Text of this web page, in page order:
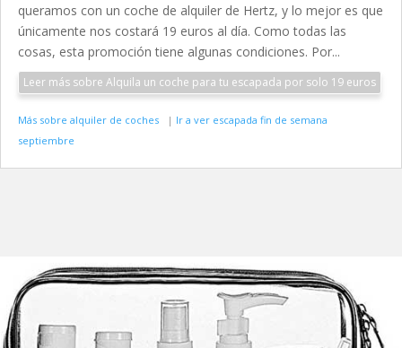
queramos con un coche de alquiler de Hertz, y lo mejor es que
únicamente nos costará 19 euros al día. Como todas las
cosas, esta promoción tiene algunas condiciones. Por...
Leer más sobre Alquila un coche para tu escapada por solo 19 euros
Más sobre alquiler de coches | Ir a ver escapada fin de semana
septiembre